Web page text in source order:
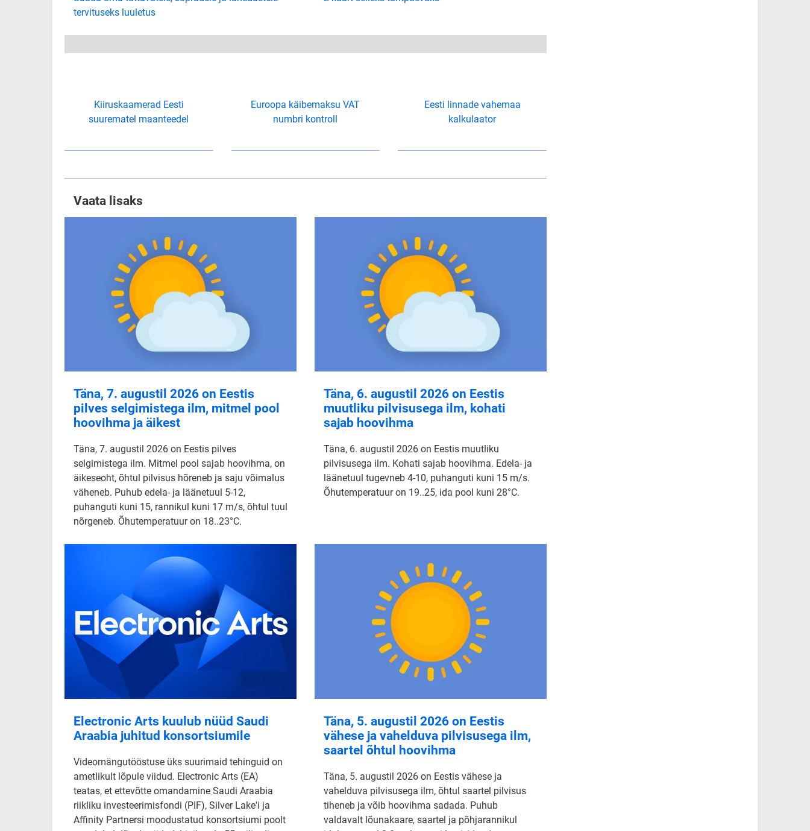
tervituseks luuletus
Kiiruskaamerad Eesti
suurematel maanteedel
Euroopa käibemaksu VAT
numbri kontroll
Eesti linnade vahemaa
kalkulaator
Vaata lisaks
Täna, 7. augustil 2026 on Eestis
pilves selgimistega ilm, mitmel pool
hoovihma ja äikest
Täna, 7. augustil 2026 on Eestis pilves
selgimistega ilm. Mitmel pool sajab hoovihma, on
äikeseoht, õhtul pilvisus hõreneb ja saju võimalus
väheneb. Puhub edela- ja läänetuul 5-12,
puhanguti kuni 15, rannikul kuni 17 m/s, õhtul tuul
nõrgeneb. Õhutemperatuur on 18..23°C.
Täna, 6. augustil 2026 on Eestis
muutliku pilvisusega ilm, kohati
sajab hoovihma
Täna, 6. augustil 2026 on Eestis muutliku
pilvisusega ilm. Kohati sajab hoovihma. Edela- ja
läänetuul tugevneb 4-10, puhanguti kuni 15 m/s.
Õhutemperatuur on 19..25, ida pool kuni 28°C.
Electronic Arts kuulub nüüd Saudi
Araabia juhitud konsortsiumile
Videomängutööstuse üks suurimaid tehinguid on
ametlikult lõpule viidud. Electronic Arts (EA)
teatas, et ettevõtte omandamine Saudi Araabia
riikliku investeerimisfondi (PIF), Silver Lake'i ja
Affinity Partnersi moodustatud konsortsiumi poolt
Täna, 5. augustil 2026 on Eestis
vähese ja vahelduva pilvisusega ilm,
saartel õhtul hoovihma
Täna, 5. augustil 2026 on Eestis vähese ja
vahelduva pilvisusega ilm, õhtul saartel pilvisus
tiheneb ja võib hoovihma sadada. Puhub
valdavalt lõunakaare, saartel ja põhjarannikul